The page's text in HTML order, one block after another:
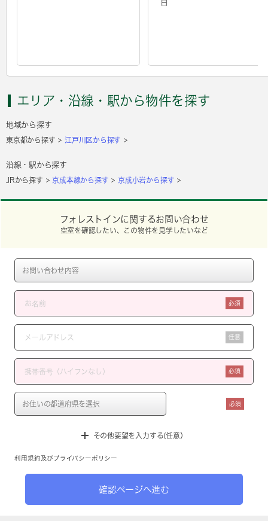
目
エリア・沿線・駅から物件を探す
地域から探す
東京都から探す 江戸川区から探す
沿線・駅から探す
JRから探す 京成本線から探す 京成小岩から探す
フォレストインに関するお問い合わせ
空室を確認したい、この物件を見学したいなど
必須
任意
必須
必須
その他要望を入力する(任意）
利用規約 及び プライバシーポリシー
確認ページへ進む